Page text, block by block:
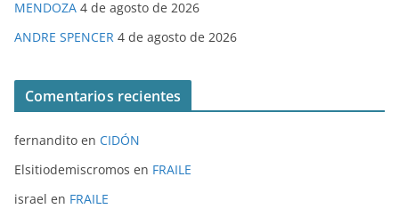
MENDOZA 4 de agosto de 2026
ANDRE SPENCER 4 de agosto de 2026
Comentarios recientes
fernandito en CIDÓN
Elsitiodemiscromos en FRAILE
israel en FRAILE